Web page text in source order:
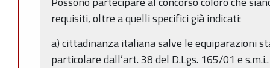
requisiti, oltre a quelli specifici già indicati:
a) cittadinanza italiana salve le equiparazioni
particolare dall’art. 38 del D.Lgs. 165/01 e s.m.i..